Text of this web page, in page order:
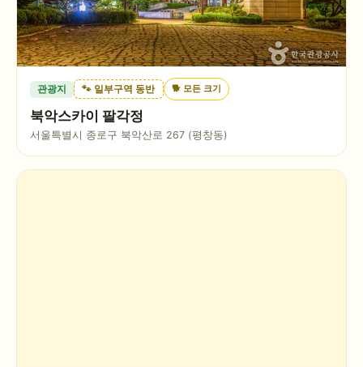
관광지 🐾 일부구역 동반 🐕 모든 크기
북악스카이 팔각정
서울특별시 종로구 북악산로 267 (평창동)